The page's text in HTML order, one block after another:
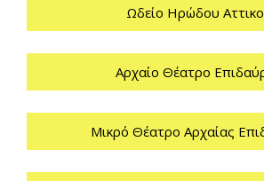
Ωδείο Ηρώδου
Αρχαίο Θέατρο
Μικρό Θέατρο Αρχαίας